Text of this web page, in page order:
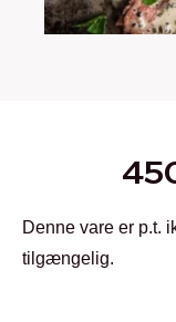
Denne vare er p.t.
tilgængelig.